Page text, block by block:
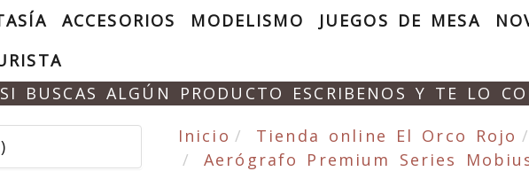
ACCESORIOS MODELISMO JUEGOS DE MESA
SI BUSCAS ALGÚN PRODUCTO ESCRIBENOS Y TE LO
Inicio Tienda online El Orco Rojo
Aerógrafo Premium Series